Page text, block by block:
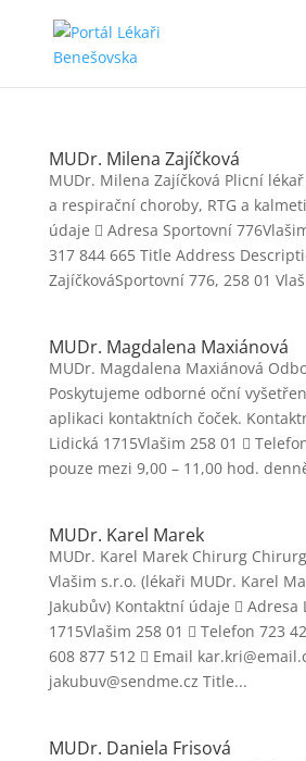
MUDr. Milena Zajíčková
MUDr. Milena Zajíčková Plicní
a respirační choroby, RTG a
údaje  Adresa Sportovní
317 844 665 Title Address
ZajíčkováSportovní 776, 258 01
MUDr. Magdalena Maxiánová
MUDr. Magdalena Maxiánová
Poskytujeme odborné oční
aplikaci kontaktních čoček.
Lidická 1715Vlašim 258 01 
pouze mezi 9,00 – 11,00 hod.
MUDr. Karel Marek
MUDr. Karel Marek Chirurg
Vlašim s.r.o. (lékaři MUDr. Karel
Jakubův) Kontaktní údaje  Adresa
1715Vlašim 258 01  Telefon 723
608 877 512  Email
jakubuv@sendme.cz Title...
MUDr. Daniela Frisová